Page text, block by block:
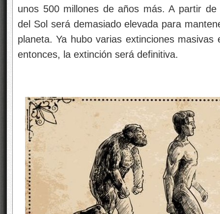
unos 500 millones de años más. A partir
del Sol será demasiado elevada para
planeta. Ya hubo varias extinciones
entonces, la extinción será definitiva.